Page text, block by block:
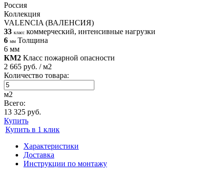
Россия
Коллекция
VALENCIA (ВАЛЕНСИЯ)
33 класс коммерческий, интенсивные нагрузки
6 мм Толщина
6 мм
КМ2 Класс пожарной опасности
2 665 руб. / м2
Количество товара:
м2
Всего:
13 325 руб.
Купить
Купить в 1 клик
Характеристики
Доставка
Инструкции по монтажу